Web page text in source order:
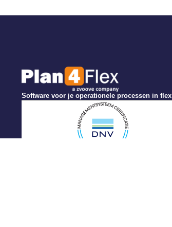
Software voor je operationele processen in flex